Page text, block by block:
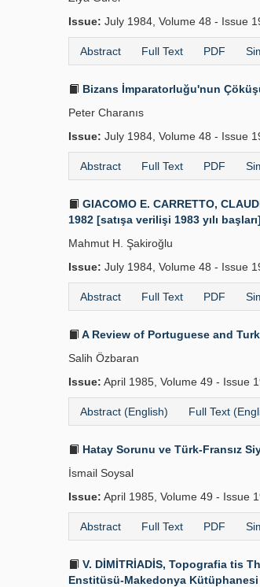
Issue: July 1984, Volume 48 - Issue
Abstract Full Text PDF
Bizans İmparatorluğu'nun
Peter Charanıs
Issue: July 1984, Volume 48 - Issue
Abstract Full Text PDF
GIACOMO E. CARRETTO,
1982 [satışa verilişi 1983 yılı
Mahmut H. Şakiroğlu
Issue: July 1984, Volume 48 - Issue
Abstract Full Text PDF
A Review of Portuguese and
Salih Özbaran
Issue: April 1985, Volume 49 - Issue
Abstract (English) Full Text
Hatay Sorunu ve Türk-Fransız
İsmail Soysal
Issue: April 1985, Volume 49 - Issue
Abstract Full Text PDF
V. DİMİTRİADİS, Topografia tis
Enstitüsü-Makedonya Kütüphanesi